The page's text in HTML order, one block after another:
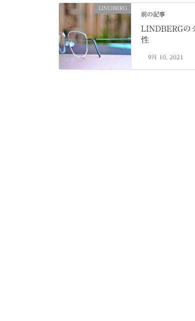
LINDBERG
前の記事
LINDBERGの
性
9月 10, 2021